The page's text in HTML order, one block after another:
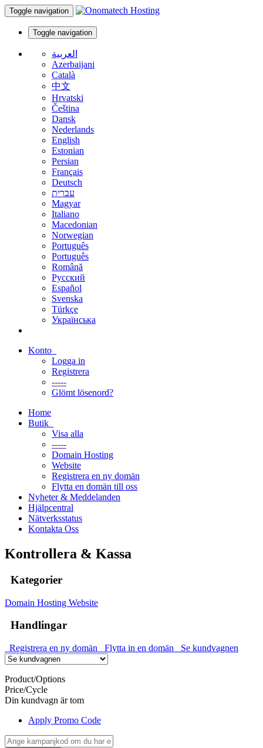
Toggle navigation
Toggle navigation
العربية
Azerbaijani
Català
中文
Hrvatski
Čeština
Dansk
Nederlands
English
Estonian
Persian
Français
Deutsch
עברית
Magyar
Italiano
Macedonian
Norwegian
Português
Português
Română
Русский
Español
Svenska
Türkçe
Українська
Konto
Logga in
Registrera
-----
Glömt lösenord?
Home
Butik
Visa alla
-----
Domain Hosting
Website
Registrera en ny domän
Flytta en domän till oss
Nyheter & Meddelanden
Hjälpcentral
Nätverksstatus
Kontakta Oss
Kontrollera & Kassa
Kategorier
Domain Hosting Website
Handlingar
Registrera en ny domän Flytta in en domän Se kundvagnen
Product/Options
Price/Cycle
Din kundvagn är tom
Apply Promo Code